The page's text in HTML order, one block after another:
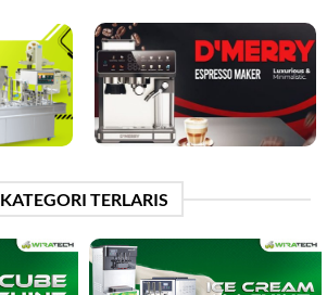
KATEGORI TERLARIS